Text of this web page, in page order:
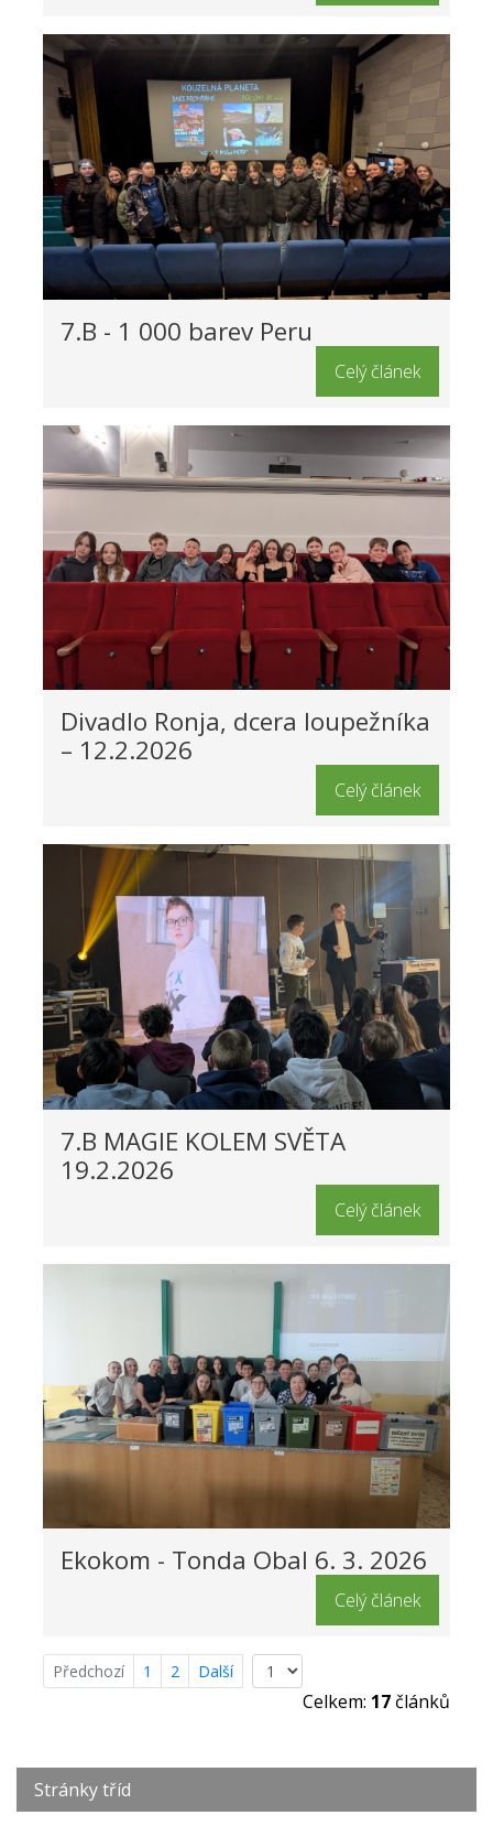
7.B - 1 000 barev Peru
Celý článek
Divadlo Ronja, dcera loupežníka
– 12.2.2026
Celý článek
7.B MAGIE KOLEM SVĚTA
19.2.2026
Celý článek
Ekokom - Tonda Obal 6. 3. 2026
Celý článek
Předchozí 1 2 Další
Celkem: 17 článků
Stránky tříd